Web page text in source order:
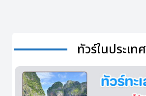
ทัวร์ในประเทศ